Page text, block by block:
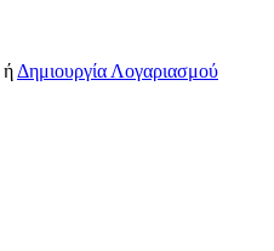
ή Δημιουργία Λογαριασμού